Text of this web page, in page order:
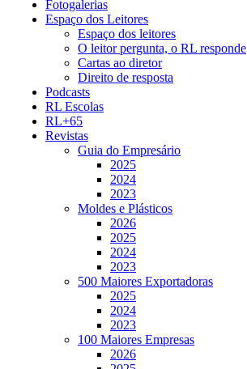
Fotogalerias
Espaço dos Leitores
Espaço dos leitores
O leitor pergunta, o RL responde
Cartas ao diretor
Direito de resposta
Podcasts
RL Escolas
RL+65
Revistas
Guia do Empresário
2025
2024
2023
Moldes e Plásticos
2026
2025
2024
2023
500 Maiores Exportadoras
2025
2024
2023
100 Maiores Empresas
2026